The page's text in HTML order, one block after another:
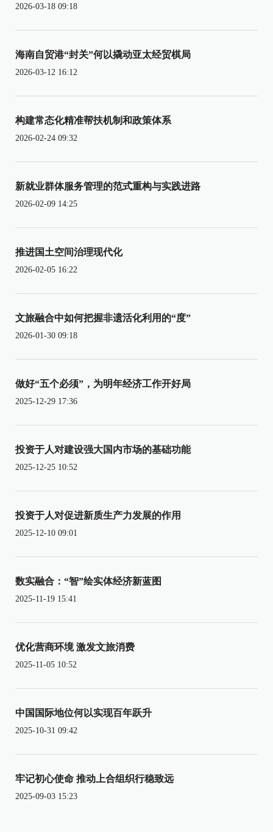
2026-03-18 09:18
海南自贸港“封关”何以撬动亚太经贸棋局
2026-03-12 16:12
构建常态化精准帮扶机制和政策体系
2026-02-24 09:32
新就业群体服务管理的范式重构与实践进路
2026-02-09 14:25
推进国土空间治理现代化
2026-02-05 16:22
文旅融合中如何把握非遗活化利用的“度”
2026-01-30 09:18
做好“五个必须”，为明年经济工作开好局
2025-12-29 17:36
投资于人对建设强大国内市场的基础功能
2025-12-25 10:52
投资于人对促进新质生产力发展的作用
2025-12-10 09:01
数实融合：“智”绘实体经济新蓝图
2025-11-19 15:41
优化营商环境 激发文旅消费
2025-11-05 10:52
中国国际地位何以实现百年跃升
2025-10-31 09:42
牢记初心使命 推动上合组织行稳致远
2025-09-03 15:23